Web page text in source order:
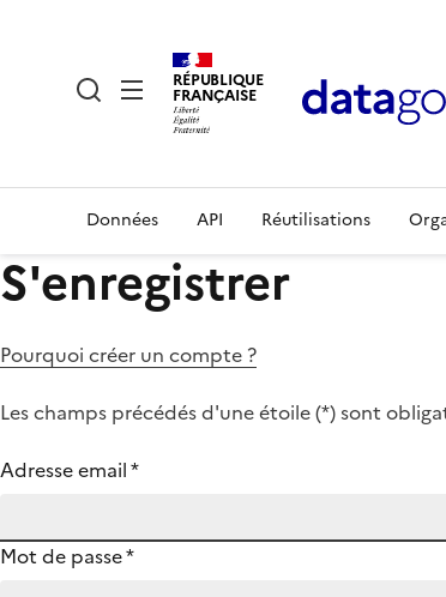
RÉPUBLIQUE
FRANÇAISE
Données API Réutilisations
S'enregistrer
Pourquoi créer un compte ?
Les champs précédés d'une étoile (*) sont
Adresse email*
Mot de passe*